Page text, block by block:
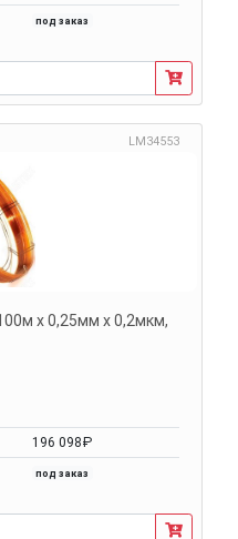
под заказ
LM34553
х 0,25мм х 0,2мкм,
196 098₽
под заказ